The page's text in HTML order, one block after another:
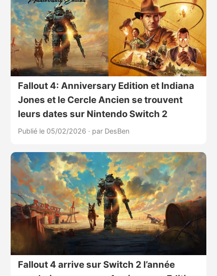
Fallout 4: Anniversary Edition et Indiana
Jones et le Cercle Ancien se trouvent
leurs dates sur Nintendo Switch 2
Publié le 05/02/2026 · par DesBen
Fallout 4 arrive sur Switch 2 l’année